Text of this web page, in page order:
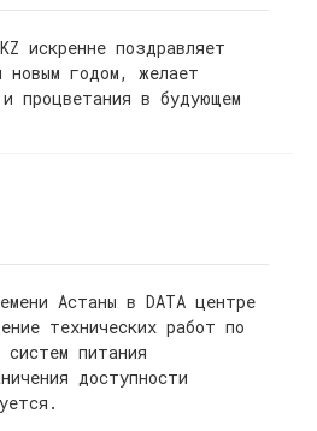
искренне поздравляет
новым годом, желает
процветания в будующем
Астаны в DATA центре
технических работ по
систем питания
доступности